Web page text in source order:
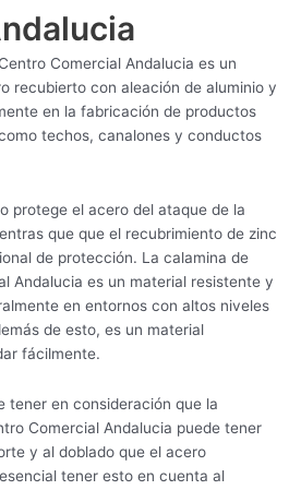
Comercial Andalucia es un
recubierto con aleación de aluminio y
en la fabricación de productos
techos, canalones y conductos
protege el acero del ataque de la
que que el recubrimiento de zinc
de protección. La calamina de
Andalucia es un material resistente y
en entornos con altos niveles
de esto, es un material
fácilmente.
tener en consideración que la
Comercial Andalucia puede tener
y al doblado que el acero
tener esto en cuenta al